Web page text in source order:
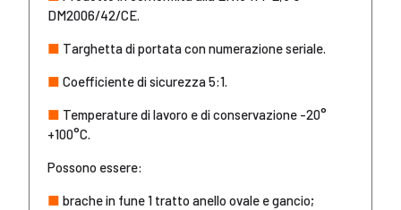
DM2006/42/CE.
■ Targhetta di portata con numerazione seriale.
■ Coefficiente di sicurezza 5:1.
■ Temperature di lavoro e di conservazione -20°
+100°C.
Possono essere:
■ brache in fune 1 tratto anello ovale e gancio;